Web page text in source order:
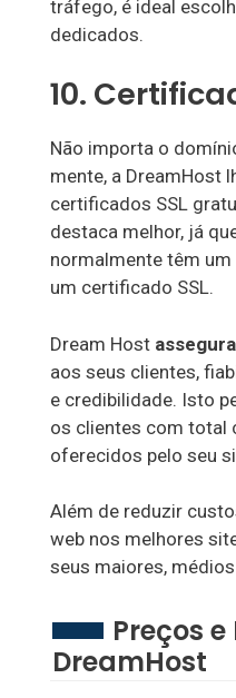
tráfego, é ideal
dedicados.
10.
Não importa o
mente, a DreamHost
certificados SSL
destaca melhor, já
normalmente têm
um certificado SSL.
Dream Host
aos seus clientes,
e credibilidade. Isto
os clientes com total
oferecidos pelo seu
Além de reduzir
web nos melhores
seus maiores,
Preços
DreamHost